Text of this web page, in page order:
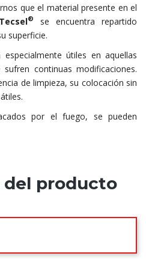
que el material presente en el
®
se encuentra repartido
superficie.
especialmente útiles en aquellas
continuas modificaciones.
de limpieza, su colocación sin
por el fuego, se pueden
producto